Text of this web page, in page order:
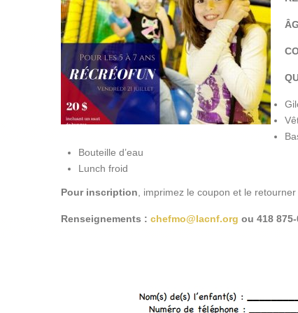
Bouteille d’eau
Lunch froid
Pour inscription , imprimez le coupon et le
Renseignements : chefmo@lacnf.org ou 418